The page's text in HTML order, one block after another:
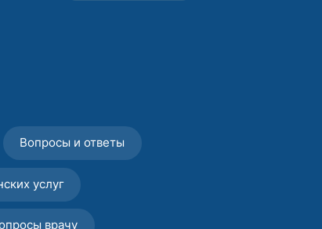
Вопросы и ответы
услуг
врачу